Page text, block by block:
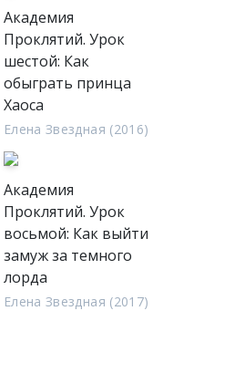
Академия
Проклятий. Урок
шестой: Как
обыграть принца
Хаоса
Елена Звездная (2016)
Академия
Проклятий. Урок
восьмой: Как выйти
замуж за темного
лорда
Елена Звездная (2017)